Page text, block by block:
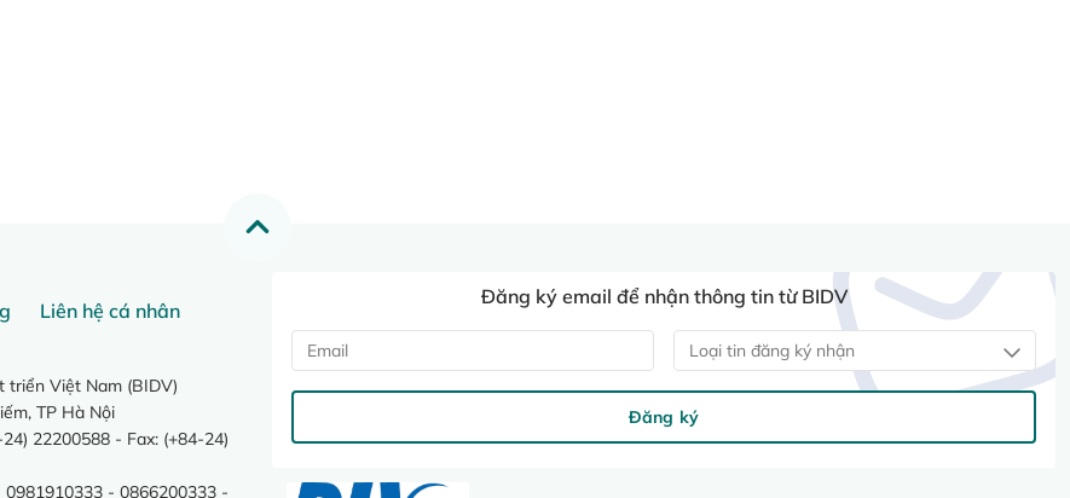
Liên hệ cá nhân
triển Việt Nam (BIDV)
TP Hà Nội
22200588 - Fax: (+84-24)
- 0866200333 -
Đăng ký email để nhận thông tin từ BIDV
Loại tin đăng ký nhận
Đăng ký